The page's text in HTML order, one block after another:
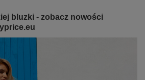
bluzki - zobacz nowości